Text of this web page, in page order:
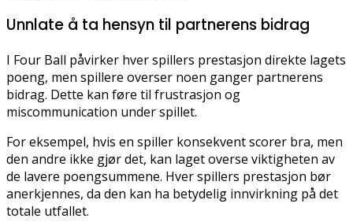
Unnlate å ta hensyn til partnerens bidrag
I Four Ball påvirker hver spillers prestasjon direkte lagets
poeng, men spillere overser noen ganger partnerens
bidrag. Dette kan føre til frustrasjon og
miscommunication under spillet.
For eksempel, hvis en spiller konsekvent scorer bra, men
den andre ikke gjør det, kan laget overse viktigheten av
de lavere poengsummene. Hver spillers prestasjon bør
anerkjennes, da den kan ha betydelig innvirkning på det
totale utfallet.